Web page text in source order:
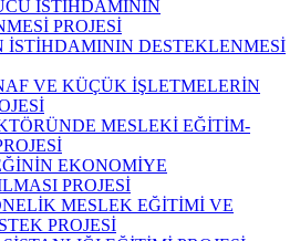
İSTİHDAMININ
PROJESİ
İSTİHDAMININ DESTEKLENMESİ
VE KÜÇÜK İŞLETMELERİN
MESLEKİ EĞİTİM-
EKONOMİYE
PROJESİ
MESLEK EĞİTİMİ VE
PROJESİ